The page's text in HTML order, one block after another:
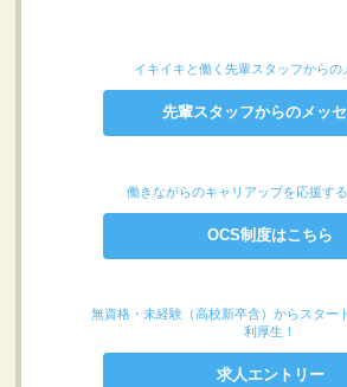
イキイキと働く先輩スタッフからの
先輩スタッフからのメッ
働きながらのキャリアップを応援す
OCS制度はこちら
無資格・未経験（高校新卒含）からスター
利厚生！
求人エントリー